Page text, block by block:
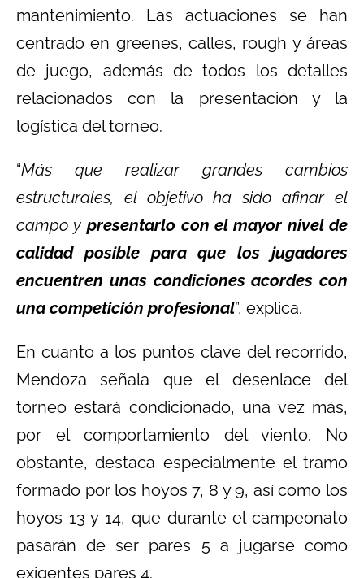
mantenimiento. Las actuaciones se han
centrado en greenes, calles, rough y áreas
de juego, además de todos los detalles
relacionados con la presentación y la
logística del torneo.
“Más que realizar grandes cambios
estructurales, el objetivo ha sido afinar el
campo y presentarlo con el mayor nivel de
calidad posible para que los jugadores
encuentren unas condiciones acordes con
una competición profesional”, explica.
En cuanto a los puntos clave del recorrido,
Mendoza señala que el desenlace del
torneo estará condicionado, una vez más,
por el comportamiento del viento. No
obstante, destaca especialmente el tramo
formado por los hoyos 7, 8 y 9, así como los
hoyos 13 y 14, que durante el campeonato
pasarán de ser pares 5 a jugarse como
exigentes pares 4.